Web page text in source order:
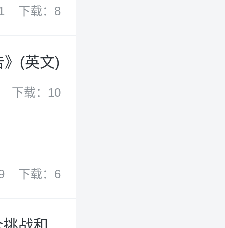
下载：8
(英文)
下载：10
下载：6